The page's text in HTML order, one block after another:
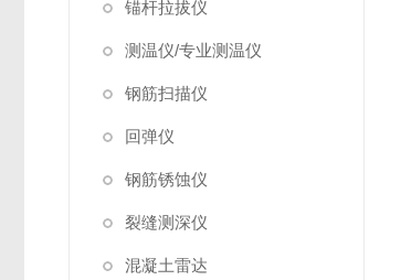
锚杆拉拔仪
测温仪/专业测温仪
钢筋扫描仪
回弹仪
钢筋锈蚀仪
裂缝测深仪
混凝土雷达